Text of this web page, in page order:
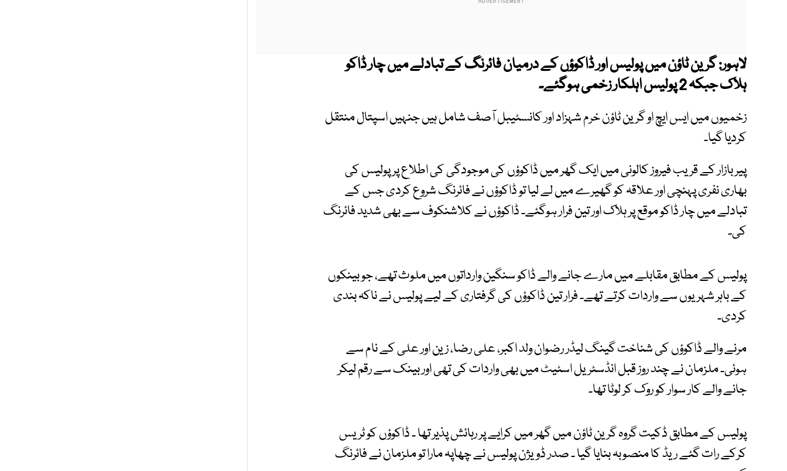
لاہور: گرین ٹاؤن میں پولیس اور ڈاکوؤں کے درمیان فائرنگ کے تبادلے میں چار ڈاکو
ہلاک جبکہ 2 پولیس اہلکار زخمی ہوگئے۔
زخمیوں میں ایس ایچ او گرین ٹاؤن خرم شہزاد اور کانسٹیبل آصف شامل ہیں جنہیں اسپتال منتقل
کردیا گیا۔
پیر بازار کے قریب فیروز کالونی میں ایک گھر میں ڈاکوؤں کی موجودگی کی اطلاع پر پولیس کی
بھاری نفری پہنچی اور علاقہ کو گھیرے میں لے لیا تو ڈاکوؤں نے فائرنگ شروع کردی جس کے
تبادلے میں چار ڈاکو موقع پر ہلاک اور تین فرار ہوگئے۔ ڈاکوؤں نے کلاشنکوف سے بھی شدید فائرنگ
کی۔
پولیس کے مطابق مقابلے میں مارے جانے والے ڈاکو سنگین وارداتوں میں ملوث تھے، جو بینکوں
کے باہر شہریوں سے واردات کرتے تھے۔ فرار تین ڈاکوؤں کی گرفتاری کے لیے پولیس نے ناکہ بندی
کردی۔
مرنے والے ڈاکوؤں کی شناخت گینگ لیڈر رضوان ولد اکبر، علی رضا، زین اور علی کے نام سے
ہوئی۔ ملزمان نے چند روز قبل انڈسٹریل اسٹیٹ میں بھی واردات کی تھی اور بینک سے رقم لیکر
جانے والے کار سوار کو روک کر لوٹا تھا۔
پولیس کے مطابق ڈکیت گروہ گرین ٹاؤن میں گھر میں کرایے پر رہائش پذیر تھا ۔ ڈاکوؤں کو ٹریس
کرکے رات گئے ریڈ کا منصوبہ بنایا گیا ۔ صدر ڈویژن پولیس نے چھاپہ مارا تو ملزمان نے فائرنگ